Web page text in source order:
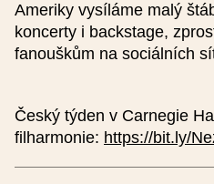
Ameriky vysíláme malý
koncerty i backstage,
fanouškům na sociálních
Český týden v Carnegie
filharmonie: https://bit.ly/